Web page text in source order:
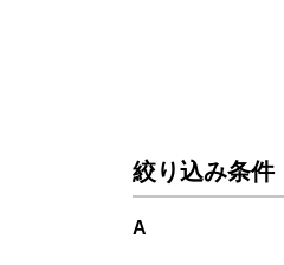
絞り込み条件
A